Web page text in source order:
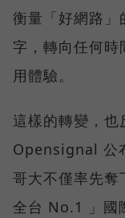
衡量「好網路」
字，轉向任何時
用體驗。
這樣的轉變，
Opensignal 公
哥大不僅率先奪
全台 No.1 」國